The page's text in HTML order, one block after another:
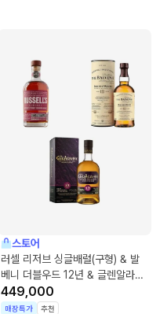
스토어
러셀 리저브 싱글배럴(구형) & 발
베니 더블우드 12년 & 글렌알라키
12년
449,000
매장특가 추천